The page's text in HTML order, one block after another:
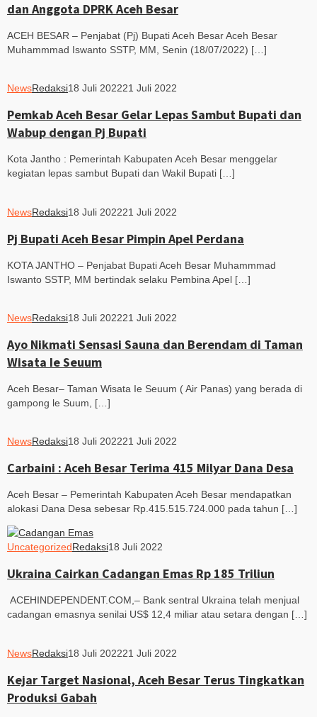
dan Anggota DPRK Aceh Besar
ACEH BESAR – Penjabat (Pj) Bupati Aceh Besar Aceh Besar
Muhammmad Iswanto SSTP, MM, Senin (18/07/2022) […]
NewsRedaksi18 Juli 202221 Juli 2022
Pemkab Aceh Besar Gelar Lepas Sambut Bupati dan
Wabup dengan Pj Bupati
Kota Jantho : Pemerintah Kabupaten Aceh Besar menggelar
kegiatan lepas sambut Bupati dan Wakil Bupati […]
NewsRedaksi18 Juli 202221 Juli 2022
Pj Bupati Aceh Besar Pimpin Apel Perdana
KOTA JANTHO – Penjabat Bupati Aceh Besar Muhammmad
Iswanto SSTP, MM bertindak selaku Pembina Apel […]
NewsRedaksi18 Juli 202221 Juli 2022
Ayo Nikmati Sensasi Sauna dan Berendam di Taman
Wisata Ie Seuum
Aceh Besar– Taman Wisata Ie Seuum ( Air Panas) yang berada di
gampong le Suum, […]
NewsRedaksi18 Juli 202221 Juli 2022
Carbaini : Aceh Besar Terima 415 Milyar Dana Desa
Aceh Besar – Pemerintah Kabupaten Aceh Besar mendapatkan
alokasi Dana Desa sebesar Rp.415.515.724.000 pada tahun […]
UncategorizedRedaksi18 Juli 2022
Ukraina Cairkan Cadangan Emas Rp 185 Triliun
ACEHINDEPENDENT.COM,– Bank sentral Ukraina telah menjual
cadangan emasnya senilai US$ 12,4 miliar atau setara dengan […]
NewsRedaksi18 Juli 202221 Juli 2022
Kejar Target Nasional, Aceh Besar Terus Tingkatkan
Produksi Gabah